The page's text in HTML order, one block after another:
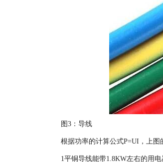
图3：导线
根据功率的计算公式P=UI，上图
1平铜导线能带1.8KW左右的用电